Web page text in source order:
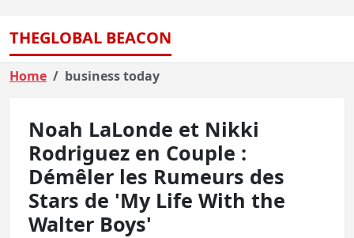
THEGLOBAL BEACON
Home business today
Noah LaLonde et Nikki
Rodriguez en Couple :
Démêler les Rumeurs des
Stars de 'My Life With the
Walter Boys'